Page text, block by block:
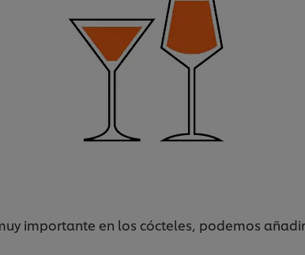
importante en los cócteles, podemos